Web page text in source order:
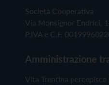
Società Cooperativa
Via Monsignor Endrici,
P.IVA e C.F.
Amministrazione
Vita Trentina